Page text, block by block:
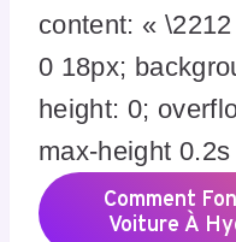
content: «
0 18px;
height: 0;
max-height
Comment
Voiture À